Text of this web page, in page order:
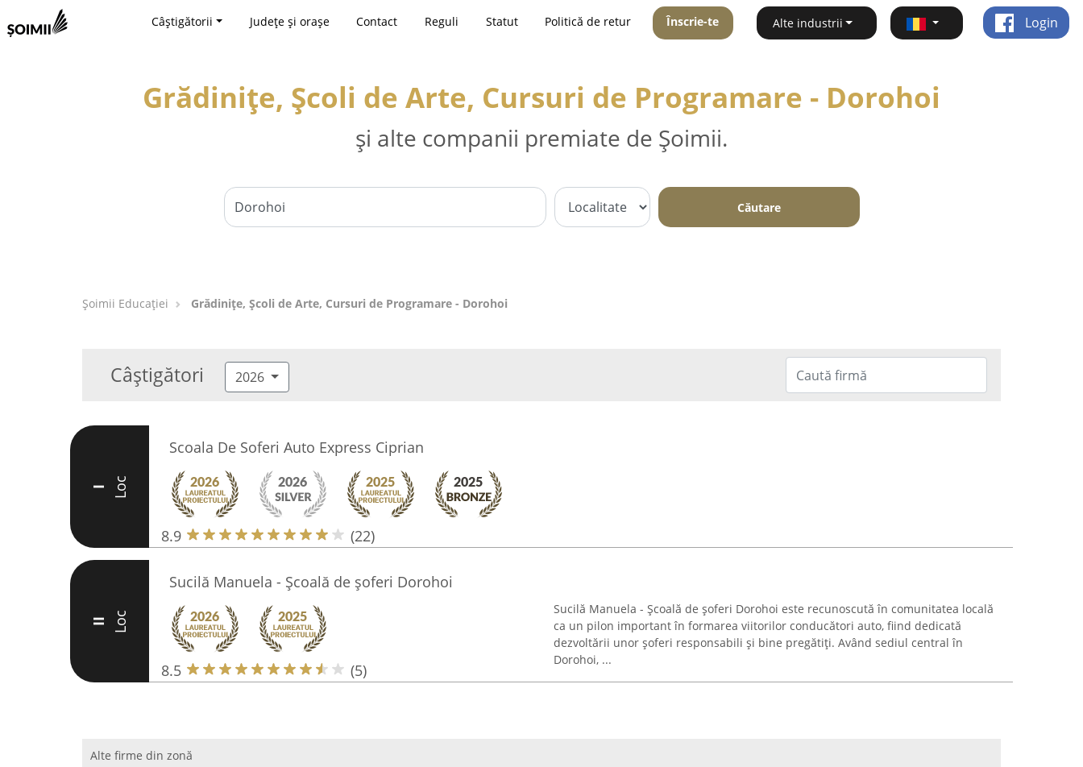
Câștigătorii Județe și orașe Contact Reguli Statut Politică de retur Înscrie-te Alte industrii Login
Grădinițe, Școli de Arte, Cursuri de Programare - Dorohoi
și alte companii premiate de Șoimii.
Căutare
Șoimii Educației Grădinițe, Școli de Arte, Cursuri de Programare - Dorohoi
Câștigători 2026
I Loc
Scoala De Soferi Auto Express Ciprian
8.9 (22)
II Loc
Sucilă Manuela - Școală de șoferi Dorohoi
8.5 (5)
Sucilă Manuela - Școală de șoferi Dorohoi este recunoscută în comunitatea locală
ca un pilon important în formarea viitorilor conducători auto, fiind dedicată
dezvoltării unor șoferi responsabili și bine pregătiți. Având sediul central în
Dorohoi, ...
Alte firme din zonă